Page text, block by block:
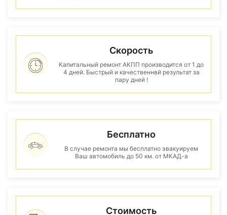
Скорость
Капитальный ремонт АКПП производится от 1 до
4 дней. Быстрый и качественнвй результат за
пару дней !
Бесплатно
В случае ремонта мы бесплатно эвакуируем
Ваш автомобиль до 50 км. от МКАД-а
Стоимость